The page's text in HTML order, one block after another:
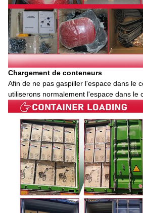
Chargement de conteneurs
Afin de ne pas gaspiller l'espace dans le
utiliserons normalement l'espace dans le